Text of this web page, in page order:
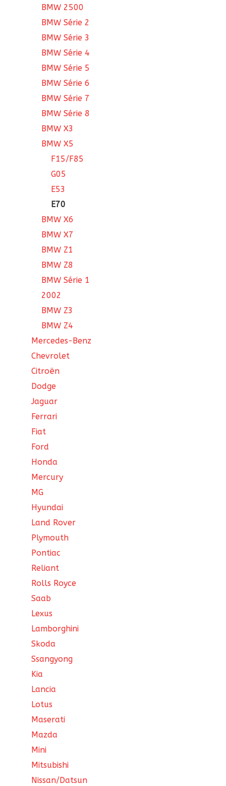
BMW 2500
BMW Série 2
BMW Série 3
BMW Série 4
BMW Série 5
BMW Série 6
BMW Série 7
BMW Série 8
BMW X3
BMW X5
F15/F85
G05
E53
E70
BMW X6
BMW X7
BMW Z1
BMW Z8
BMW Série 1
2002
BMW Z3
BMW Z4
Mercedes-Benz
Chevrolet
Citroën
Dodge
Jaguar
Ferrari
Fiat
Ford
Honda
Mercury
MG
Hyundai
Land Rover
Plymouth
Pontiac
Reliant
Rolls Royce
Saab
Lexus
Lamborghini
Skoda
Ssangyong
Kia
Lancia
Lotus
Maserati
Mazda
Mini
Mitsubishi
Nissan/Datsun